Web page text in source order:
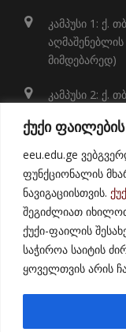
ქუქი
eeu.edu.ge
ფუნქციონალის
ნავიგაციისთვის.
შეგიძლიათ
ქუქი-ფაილის
საჭიროა საიტის
ყოველთვის არის
კამპუსი 1: ქ.
მიმდებარედ)
კამპუსი 2: ქ.
+995 32 248